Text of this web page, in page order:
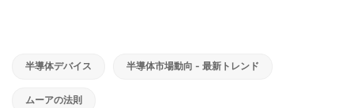
半導体デバイス 半導体市場動向 - 最新トレンド
ムーアの法則